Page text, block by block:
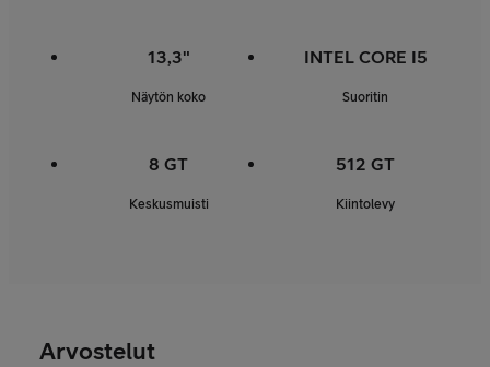
13,3"
Näytön koko
INTEL CORE I5
Suoritin
8 GT
Keskusmuisti
512 GT
Kiintolevy
Arvostelut